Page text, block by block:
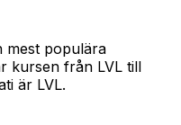
mest populära
kursen från LVL till
är LVL.